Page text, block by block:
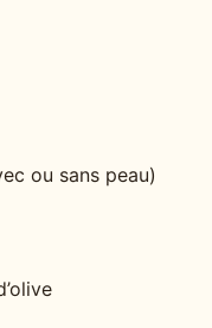
ou sans peau)